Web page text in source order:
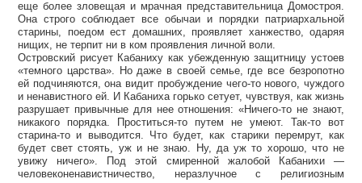
еще более зловещая и мрачная представительница Домостроя.
Она строго соблюдает все обычаи и порядки патриархальной
старины, поедом ест домашних, проявляет ханжество, одаряя
нищих, не терпит ни в ком проявления личной воли.
Островский рисует Кабаниху как убежденную защитницу устоев
«темного царства». Но даже в своей семье, где все безропотно
ей подчиняются, она видит пробуждение чего-то нового, чуждого
и ненавистного ей. И Кабаниха горько сетует, чувствуя, как жизнь
разрушает привычные для нее отношения: «Ничего-то не знают,
никакого порядка. Проститься-то путем не умеют. Так-то вот
старина-то и выводится. Что будет, как старики перемрут, как
будет свет стоять, уж и не знаю. Ну, да уж то хорошо, что не
увижу ничего». Под этой смиренной жалобой Кабанихи —
человеконенавистничество, неразлучное с религиозным